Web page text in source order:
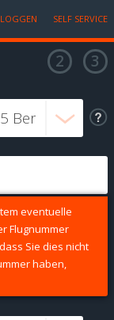
SELF SERVICE
eventuelle
Flugnummer
Sie dies nicht
haben,